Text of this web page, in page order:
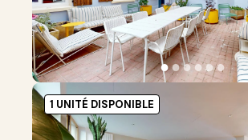
●●●●●●
1 UNITÉ DISPONIBLE